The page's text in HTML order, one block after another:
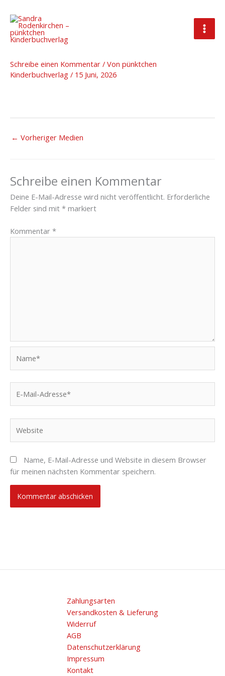
Inhalt
springen
SchiW-Set-Logo-500×376
Schreibe einen Kommentar / Von pünktchen
Kinderbuchverlag / 15 Juni, 2026
← Vorheriger Medien
Schreibe einen Kommentar
Deine E-Mail-Adresse wird nicht veröffentlicht. Erforderliche
Felder sind mit * markiert
Kommentar *
Mail-
Name, E-Mail-Adresse und Website in diesem Browser
für meinen nächsten Kommentar speichern.
Zahlungsarten
Versandkosten & Lieferung
Widerruf
AGB
Datenschutzerklärung
Impressum
Kontakt